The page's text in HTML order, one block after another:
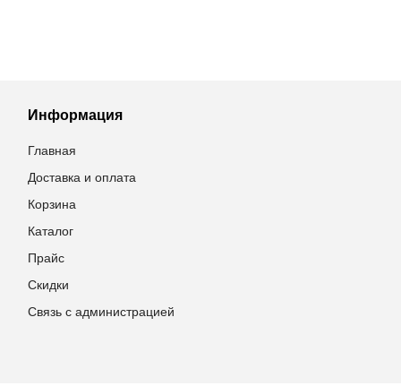
Информация
Главная
Доставка и оплата
Корзина
Каталог
Прайс
Скидки
Связь с администрацией